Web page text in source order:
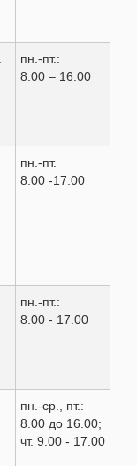
пн.-пт.:
8.00 – 16.00
пн.-пт.
8.00 -17.00
пн.-пт.:
8.00 - 17.00
пн.-ср., пт.:
8.00 до 16.00;
чт. 9.00 - 17.00